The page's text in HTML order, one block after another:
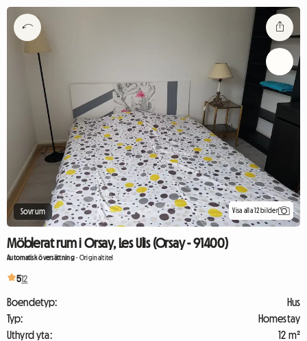
Sovrum Visa alla 12 bilder
Möblerat rum i Orsay, Les Ulis (Orsay - 91400)
Automatisk översättning-Originaltitel
512
Boendetyp:
Hus
Typ:
Homestay
Uthyrd yta:
12 m²